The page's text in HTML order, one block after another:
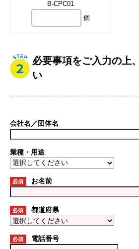
B-CPC01
個
必要事項をご入力の上
い
会社名／団体名
業種・用途
必須 お名前
必須 都道府県
必須 電話番号